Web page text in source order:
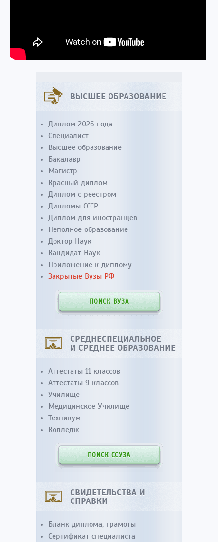
ВЫСШЕЕ ОБРАЗОВАНИЕ
Диплом 2026 года
Специалист
Высшее образование
Бакалавр
Магистр
Красный диплом
Диплом с реестром
Дипломы СССР
Диплом для иностранцев
Неполное образование
Доктор Наук
Кандидат Наук
Приложение к диплому
Закрытые Вузы РФ
ПОИСК ВУЗА
СРЕДНЕСПЕЦИАЛЬНОЕ
И СРЕДНЕЕ ОБРАЗОВАНИЕ
Аттестаты 11 классов
Аттестаты 9 классов
Училище
Медицинское Училище
Техникум
Колледж
ПОИСК ССУЗА
СВИДЕТЕЛЬСТВА И
СПРАВКИ
Бланк диплома, грамоты
Сертификат специалиста